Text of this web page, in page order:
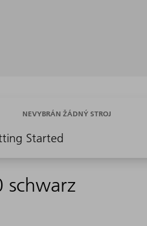
Started
NEVYBRÁN ŽÁDNÝ STROJ
schwarz